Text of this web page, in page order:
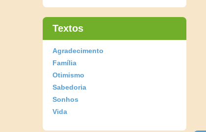
Textos
Agradecimento
Família
Otimismo
Sabedoria
Sonhos
Vida